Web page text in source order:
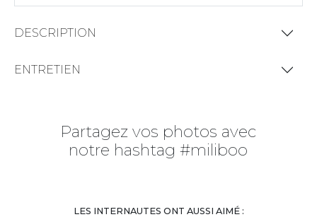
DESCRIPTION
ENTRETIEN
Partagez vos photos avec
notre hashtag #miliboo
LES INTERNAUTES ONT AUSSI AIMÉ :